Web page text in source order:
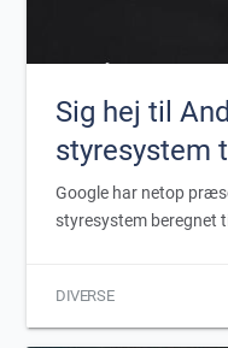
Sig hej til
styresystem
Google har netop
styresystem beregnet
DIVERSE